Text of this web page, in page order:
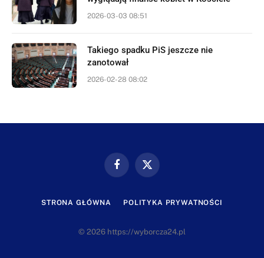
2026-03-03 08:51
Takiego spadku PiS jeszcze nie
zanotował
2026-02-28 08:02
FacebookX
STRONA GŁÓWNA POLITYKA PRYWATNOŚCI
© 2026 https://wyborcza24.pl